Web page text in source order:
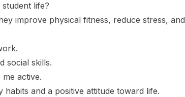
life?
improve physical fitness, reduce stress, and
social skills.
active.
and a positive attitude toward life.